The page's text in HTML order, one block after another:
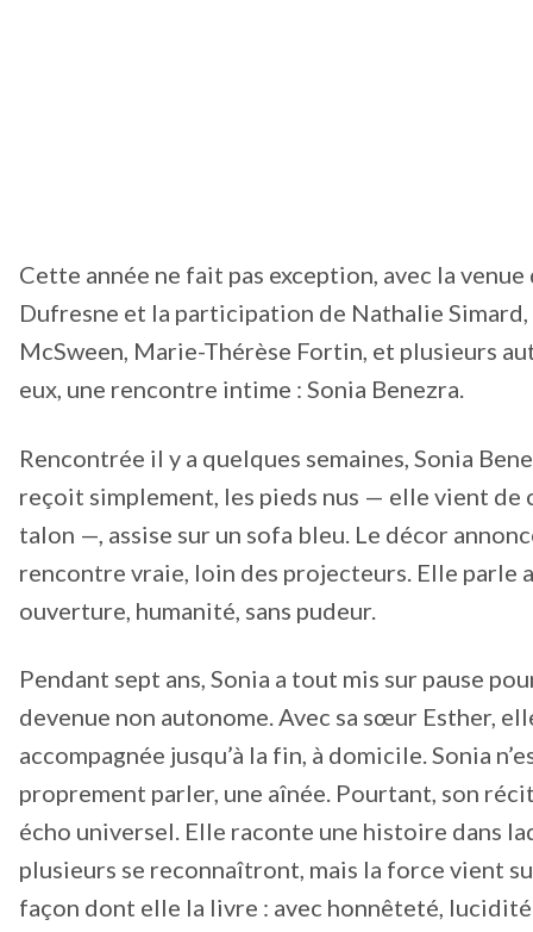
Cette année ne fait pas exception, avec la venue
Dufresne et la participation de Nathalie Simard,
McSween, Marie-Thérèse Fortin, et plusieurs
eux, une rencontre intime : Sonia Benezra.
Rencontrée il y a quelques semaines, Sonia
reçoit simplement, les pieds nus — elle vient de
talon —, assise sur un sofa bleu. Le décor
rencontre vraie, loin des projecteurs. Elle parle
ouverture, humanité, sans pudeur.
Pendant sept ans, Sonia a tout mis sur pause
devenue non autonome. Avec sa sœur Esther,
accompagnée jusqu’à la fin, à domicile. Sonia
proprement parler, une aînée. Pourtant, son
écho universel. Elle raconte une histoire dans
plusieurs se reconnaîtront, mais la force vient
façon dont elle la livre : avec honnêteté,